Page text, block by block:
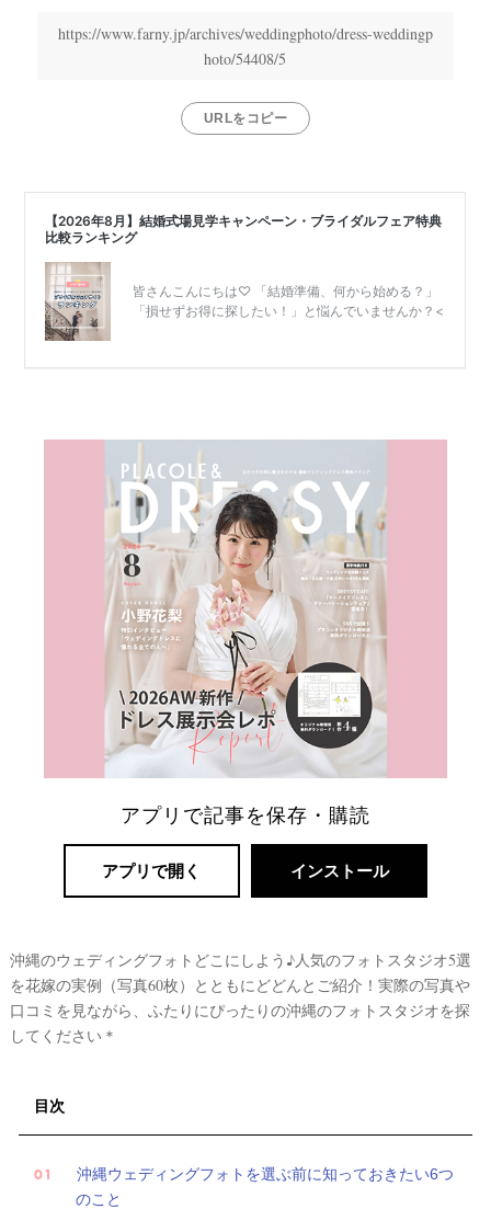
https://www.farny.jp/archives/weddingphoto/dress-weddingp
hoto/54408/5
URLをコピー
アプリで記事を保存・購読
アプリで開く インストール
沖縄のウェディングフォトどこにしよう♪人気のフォトスタジオ5選
を花嫁の実例（写真60枚）とともにどどんとご紹介！実際の写真や
口コミを見ながら、ふたりにぴったりの沖縄のフォトスタジオを探
してください＊
目次
沖縄ウェディングフォトを選ぶ前に知っておきたい6つ
のこと
結
リ
婚